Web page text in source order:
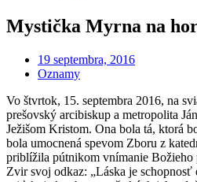
Mystička Myrna na
19 septembra, 2016
Oznamy
Vo štvrtok, 15. septembra 2016, na
prešovský arcibiskup a metropolita
Ježišom Kristom. Ona bola tá, ktorá
bola umocnená spevom Zboru z
priblížila pútnikom vnímanie Božieho
Zvir svoj odkaz: „Láska je